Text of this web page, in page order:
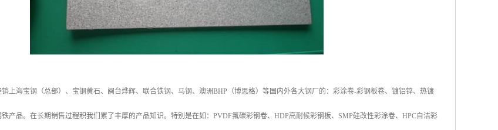
上海宝钢（总部）、宝钢黄石、闽台烨辉、联合铁钢、马钢、澳洲BHP（博思格）等国内外各大钢厂的：彩涂卷-彩钢板卷、镀铝锌、热镀
产品。在长期销售过程积我们累了丰厚的产品知识。特别是在如：PVDF氟碳彩钢卷、HDP高耐候彩钢板、SMP硅改性彩涂卷、HPC自洁彩